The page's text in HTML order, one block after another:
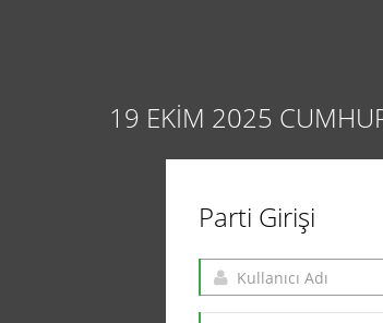
19 EKİM 2025
Parti Girişi